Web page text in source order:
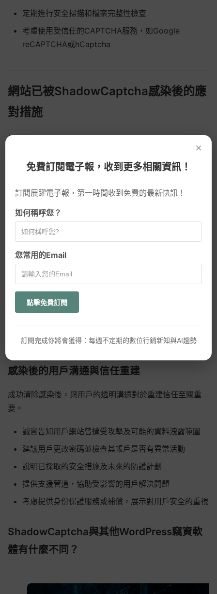
AI趨勢
網頁設計新知
WordPress
GEO優化
口碑行銷
定期進行安全掃描和檔案完整性檢查
考慮使用受信任的CAPTCHA服務，如Google
reCAPTCHA或hCaptcha
網站已被ShadowCaptcha感染後的應
對措施
如果不幸發現網站已被ShadowCaptcha感染，快速有效的
應對至關重要，可以減輕損害並防止進一步的資料洩露。
發現感染後，應立即採取系統性的清除步驟，徹底移除所有
惡意程式碼。
立即將網站離線或啟用維護模式，防止更多用戶受害
更改所有管理員帳號密碼和FTP/主機面板登入憑證
使用最新的備份恢復網站，確保備份未被感染
如無乾淨備份，使用安全掃描工具識別並移除惡意程式
碼
的漏洞
感染後的用戶溝通與信任重建
成功清除感染後，與用戶的透明溝通對於重建信任至關重
要。
誠實告知用戶網站曾遭受攻擊及可能的資料洩露範圍
建議用戶更改密碼並檢查其帳戶是否有異常活動
說明已採取的安全措施及未來的防護計劃
提供支援管道，協助受影響的用戶解決問題
考慮提供身份保護服務或補償，展示對用戶安全的重視
ShadowCaptcha與其他WordPress竊資軟
體有什麼不同？
×
免費訂閱電子報，收到更多相關資訊！
訂閱展躍電子報，第一時間收到免費的最新快訊！
如何稱呼您？
您常用的Email
點擊免費訂閱
訂閱完成你將會獲得：每週不定期的數位行銷新知與AI趨勢